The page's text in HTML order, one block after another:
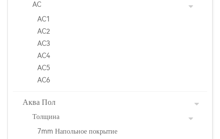
AC
AC1
AC2
AC3
AC4
AC5
AC6
Аква Пол
Толщина
7mm Напольное покрытие